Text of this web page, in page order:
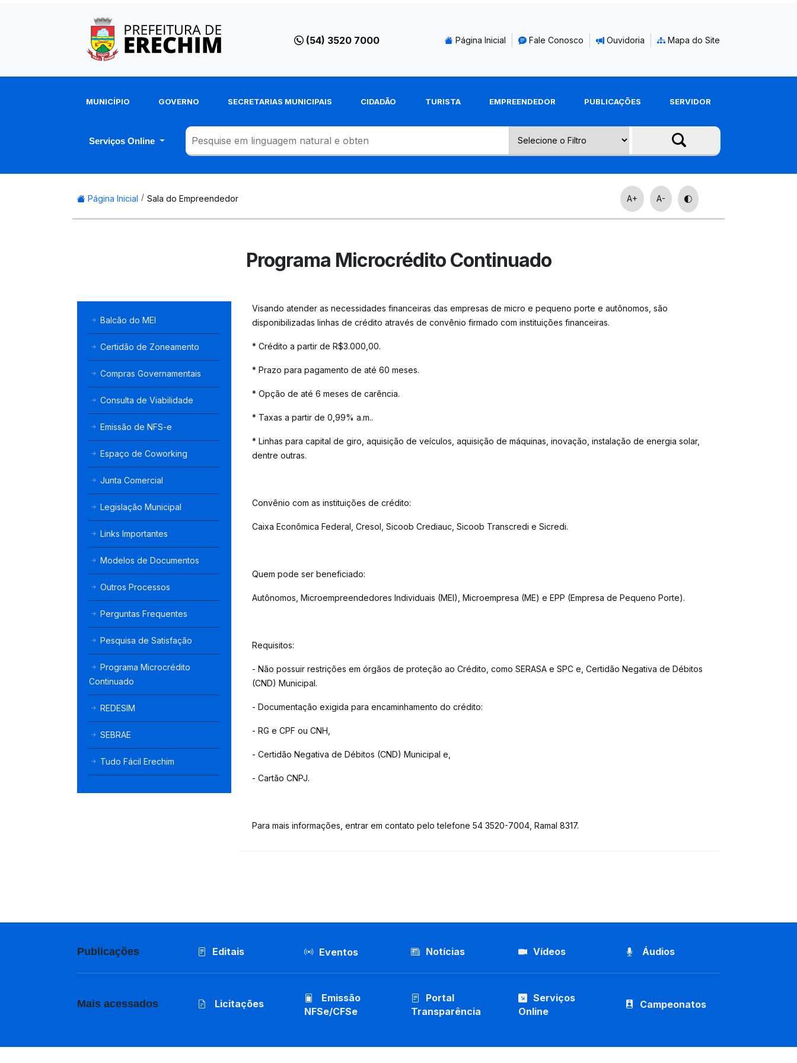
(54) 3520 7000 Página Inicial Fale Conosco Ouvidoria Mapa do Site
MUNICÍPIO GOVERNO SECRETARIAS MUNICIPAIS CIDADÃO TURISTA EMPREENDEDOR PUBLICAÇÕES SERVIDOR
Serviços Online
Página Inicial Sala do Empreendedor A+ A-
Programa Microcrédito Continuado
Balcão do MEI
Certidão de Zoneamento
Compras Governamentais
Consulta de Viabilidade
Emissão de NFS-e
Espaço de Coworking
Junta Comercial
Legislação Municipal
Links Importantes
Modelos de Documentos
Outros Processos
Perguntas Frequentes
Pesquisa de Satisfação
Programa Microcrédito
Continuado
REDESIM
SEBRAE
Tudo Fácil Erechim
Visando atender as necessidades financeiras das empresas de micro e pequeno porte e autônomos, são
disponibilizadas linhas de crédito através de convênio firmado com instituições financeiras.
* Crédito a partir de R$3.000,00.
* Prazo para pagamento de até 60 meses.
* Opção de até 6 meses de carência.
* Taxas a partir de 0,99% a.m..
* Linhas para capital de giro, aquisição de veículos, aquisição de máquinas, inovação, instalação de energia solar,
dentre outras.
Convênio com as instituições de crédito:
Caixa Econômica Federal, Cresol, Sicoob Crediauc, Sicoob Transcredi e Sicredi.
Quem pode ser beneficiado:
Autônomos, Microempreendedores Individuais (MEI), Microempresa (ME) e EPP (Empresa de Pequeno Porte).
Requisitos:
- Não possuir restrições em órgãos de proteção ao Crédito, como SERASA e SPC e, Certidão Negativa de Débitos
(CND) Municipal.
- Documentação exigida para encaminhamento do crédito:
- RG e CPF ou CNH,
- Certidão Negativa de Débitos (CND) Municipal e,
- Cartão CNPJ.
Para mais informações, entrar em contato pelo telefone 54 3520-7004, Ramal 8317.
Publicações Editais Eventos Notícias Vídeos Áudios
Mais acessados Licitações
Emissão
NFSe/CFSe
Portal
Transparência
Serviços
Online
Campeonatos